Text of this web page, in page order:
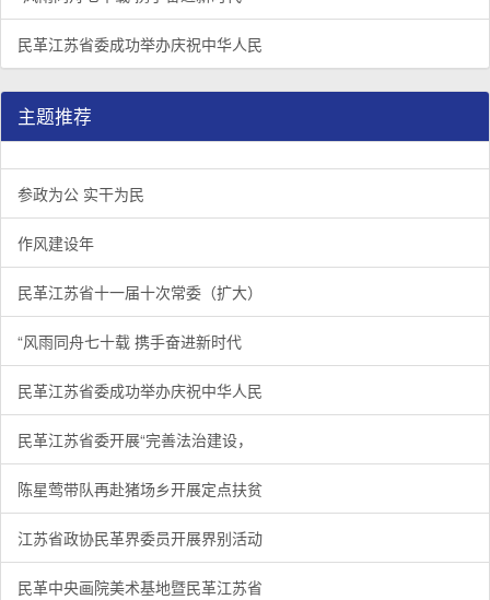
民革江苏省委成功举办庆祝中华人民
主题推荐
参政为公 实干为民
作风建设年
民革江苏省十一届十次常委（扩大）
“风雨同舟七十载 携手奋进新时代
民革江苏省委成功举办庆祝中华人民
民革江苏省委开展“完善法治建设，
陈星莺带队再赴猪场乡开展定点扶贫
江苏省政协民革界委员开展界别活动
民革中央画院美术基地暨民革江苏省